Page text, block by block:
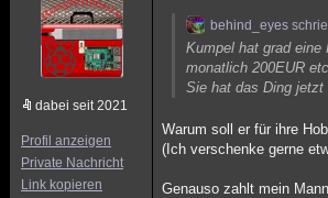
dabei seit 2021
Profil anzeigen
Private Nachricht
Link kopieren
behind_eyes
Kumpel hat grad
monatlich 200EUR
Sie hat das Ding jetzt
Warum soll er für ihre
(Ich verschenke gerne
Genauso zahlt mein